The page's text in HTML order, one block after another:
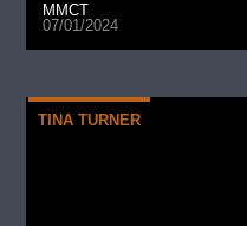
MMCT
07/01/2024
TINA TURNER